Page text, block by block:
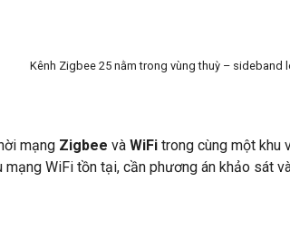
Kênh Zigbee 25 nằm trong vùng thuỳ – sideband
mạng Zigbee và WiFitrong cùng một khu
mạng WiFi tồn tại, cần phương án khảo sát